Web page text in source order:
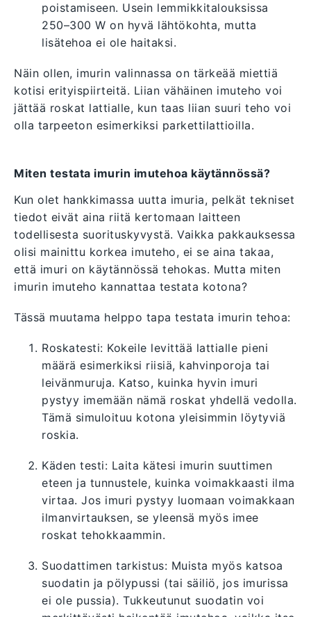
poistamiseen. Usein lemmikkitalouksissa
250–300 W on hyvä lähtökohta, mutta
lisätehoa ei ole haitaksi.
Näin ollen, imurin valinnassa on tärkeää miettiä
kotisi erityispiirteitä. Liian vähäinen imuteho voi
jättää roskat lattialle, kun taas liian suuri teho voi
olla tarpeeton esimerkiksi parkettilattioilla.
Miten testata imurin imutehoa käytännössä?
Kun olet hankkimassa uutta imuria, pelkät tekniset
tiedot eivät aina riitä kertomaan laitteen
todellisesta suorituskyvystä. Vaikka pakkauksessa
olisi mainittu korkea imuteho, ei se aina takaa,
että imuri on käytännössä tehokas. Mutta miten
imurin imuteho kannattaa testata kotona?
Tässä muutama helppo tapa testata imurin tehoa:
Roskatesti: Kokeile levittää lattialle pieni
määrä esimerkiksi riisiä, kahvinporoja tai
leivänmuruja. Katso, kuinka hyvin imuri
pystyy imemään nämä roskat yhdellä vedolla.
Tämä simuloituu kotona yleisimmin löytyviä
roskia.
Käden testi: Laita kätesi imurin suuttimen
eteen ja tunnustele, kuinka voimakkaasti ilma
virtaa. Jos imuri pystyy luomaan voimakkaan
ilmanvirtauksen, se yleensä myös imee
roskat tehokkaammin.
Suodattimen tarkistus: Muista myös katsoa
suodatin ja pölypussi (tai säiliö, jos imurissa
ei ole pussia). Tukkeutunut suodatin voi